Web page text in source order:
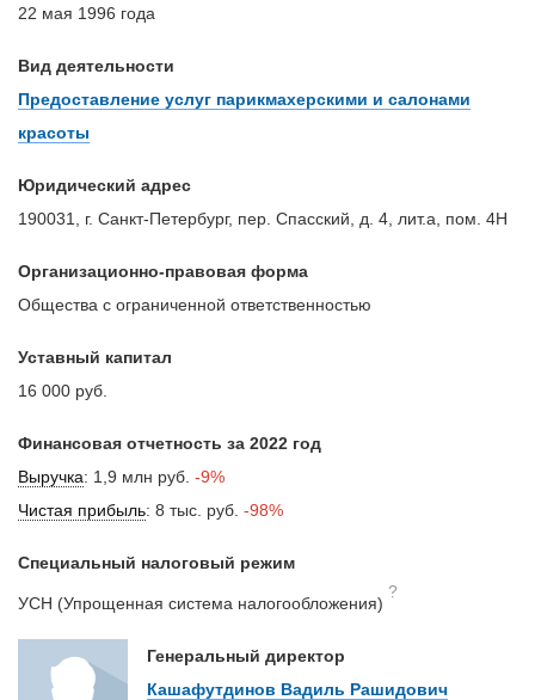
22 мая 1996 года
Вид деятельности
Предоставление услуг парикмахерскими и салонами
красоты
Юридический адрес
190031, г. Санкт-Петербург, пер. Спасский, д. 4, лит.а, пом. 4Н
Организационно-правовая форма
Общества с ограниченной ответственностью
Уставный капитал
16 000 руб.
Финансовая отчетность за 2022 год
Выручка: 1,9 млн руб. -9%
Чистая прибыль: 8 тыс. руб. -98%
Специальный налоговый режим
УСН (Упрощенная система налогообложения)
?
Генеральный директор
Кашафутдинов Вадиль Рашидович